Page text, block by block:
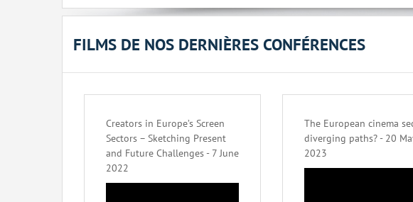
FILMS DE NOS DERNIÈRES CONFÉRENCES
Creators in Europe’s Screen
Sectors – Sketching Present
and Future Challenges - 7 June
2022
The European cinema
diverging paths? - 20
2023